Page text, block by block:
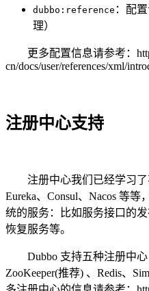
dubbo:reference ：配
理）
更多配置信息请参考：
cn/docs/user/references/xml/
注册中心支持
注册中心我们已经学习了
Eureka、Consul、Nacos 等
统的服务：比如服务接口的
恢复服务等。
Dubbo 支持五种注册中心
ZooKeeper(推荐) 、Redis、